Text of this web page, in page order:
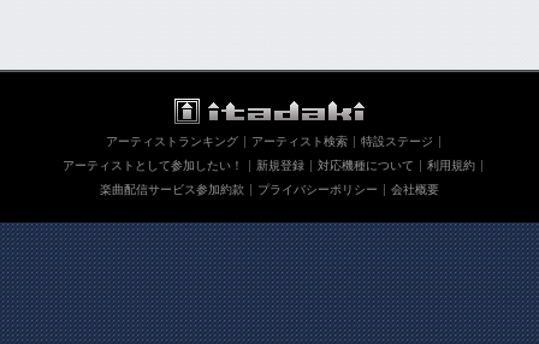
アーティストランキング アーティスト検索
特設ステージ
アーティストとして参加したい！
新規登録 対応機種について
利用規約
楽曲配信サービス参加約款
プライバシーポリシー 会社概要